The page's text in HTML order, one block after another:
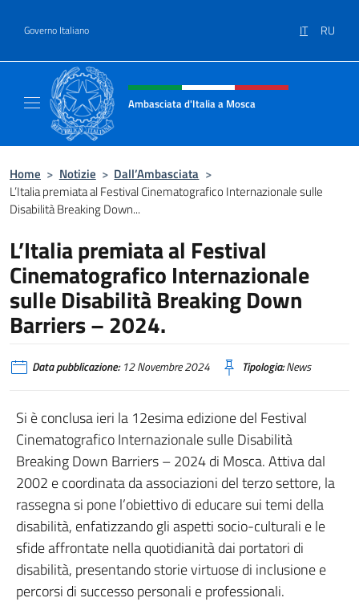
Governo Italiano IT RU
Intestazione sito, social e menù
Ambasciata d'Italia a Mosca
Home > Notizie > Dall’Ambasciata >
L’Italia premiata al Festival Cinematografico Internazionale sulle
Disabilità Breaking Down...
L’Italia premiata al Festival
Cinematografico Internazionale
sulle Disabilità Breaking Down
Barriers – 2024.
Data pubblicazione:12 Novembre 2024 Tipologia:News
Si è conclusa ieri la 12esima edizione del Festival
Cinematografico Internazionale sulle Disabilità
Breaking Down Barriers – 2024 di Mosca. Attiva dal
2002 e coordinata da associazioni del terzo settore, la
rassegna si pone l’obiettivo di educare sui temi della
disabilità, enfatizzando gli aspetti socio-culturali e le
sfide affrontate nella quotidianità dai portatori di
disabilità, presentando storie virtuose di inclusione e
percorsi di successo personali e professionali.